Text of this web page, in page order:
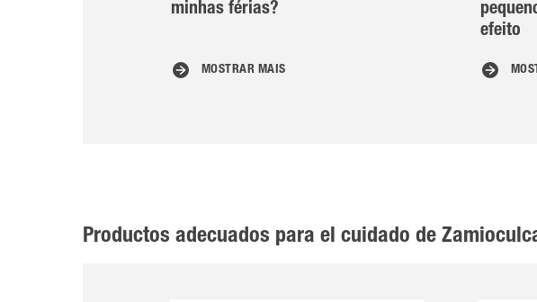
minhas férias?
MOSTRAR MAIS
efeito
Productos adecuados para el cuidado de